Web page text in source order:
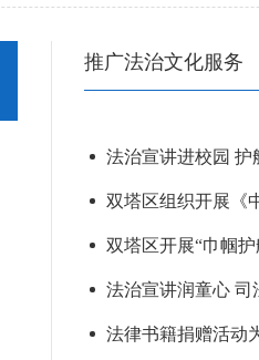
推广法治文化服务
法治宣讲进校园 护
双塔区组织开展《
双塔区开展“巾帼
法治宣讲润童心 司
法律书籍捐赠活动